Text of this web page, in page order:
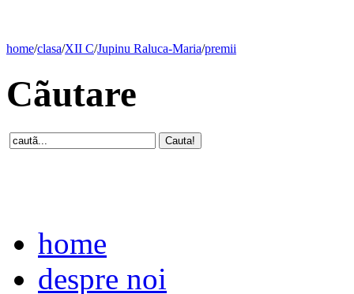
home/clasa/XII C/Jupinu Raluca-Maria/premii
Cãutare
home
despre noi